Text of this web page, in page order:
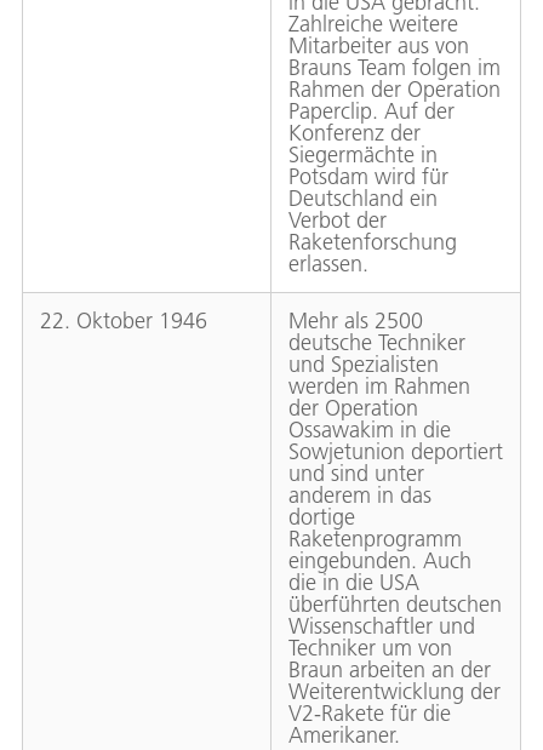
Zahlreiche weitere
Mitarbeiter aus von
Brauns Team folgen im
Rahmen der Operation
Paperclip. Auf der
Konferenz der
Siegermächte in
Potsdam wird für
Deutschland ein
Verbot der
Raketenforschung
erlassen.
22. Oktober 1946 Mehr als 2500
deutsche Techniker
und Spezialisten
werden im Rahmen
der Operation
Ossawakim in die
Sowjetunion deportiert
und sind unter
anderem in das
dortige
Raketenprogramm
eingebunden. Auch
die in die USA
überführten deutschen
Wissenschaftler und
Techniker um von
Braun arbeiten an der
Weiterentwicklung der
V2-Rakete für die
Amerikaner.